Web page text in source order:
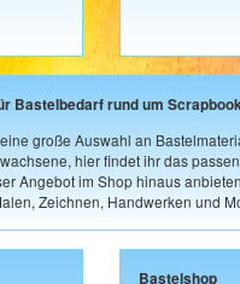
Bastelbedarf rund um
große Auswahl an
hier findet ihr das
Angebot im Shop hinaus
Zeichnen, Handwerken und
Bastelshop